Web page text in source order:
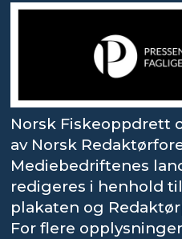
Norsk Fiskeoppdrett
av Norsk
Mediebedriftenes
redigeres i henhold
plakaten og
For flere